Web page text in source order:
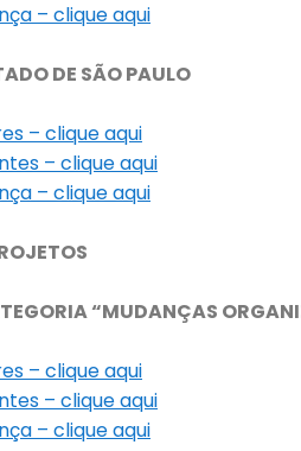
– clique aqui
DE SÃO PAULO
– clique aqui
– clique aqui
– clique aqui
“MUDANÇAS
– clique aqui
– clique aqui
– clique aqui